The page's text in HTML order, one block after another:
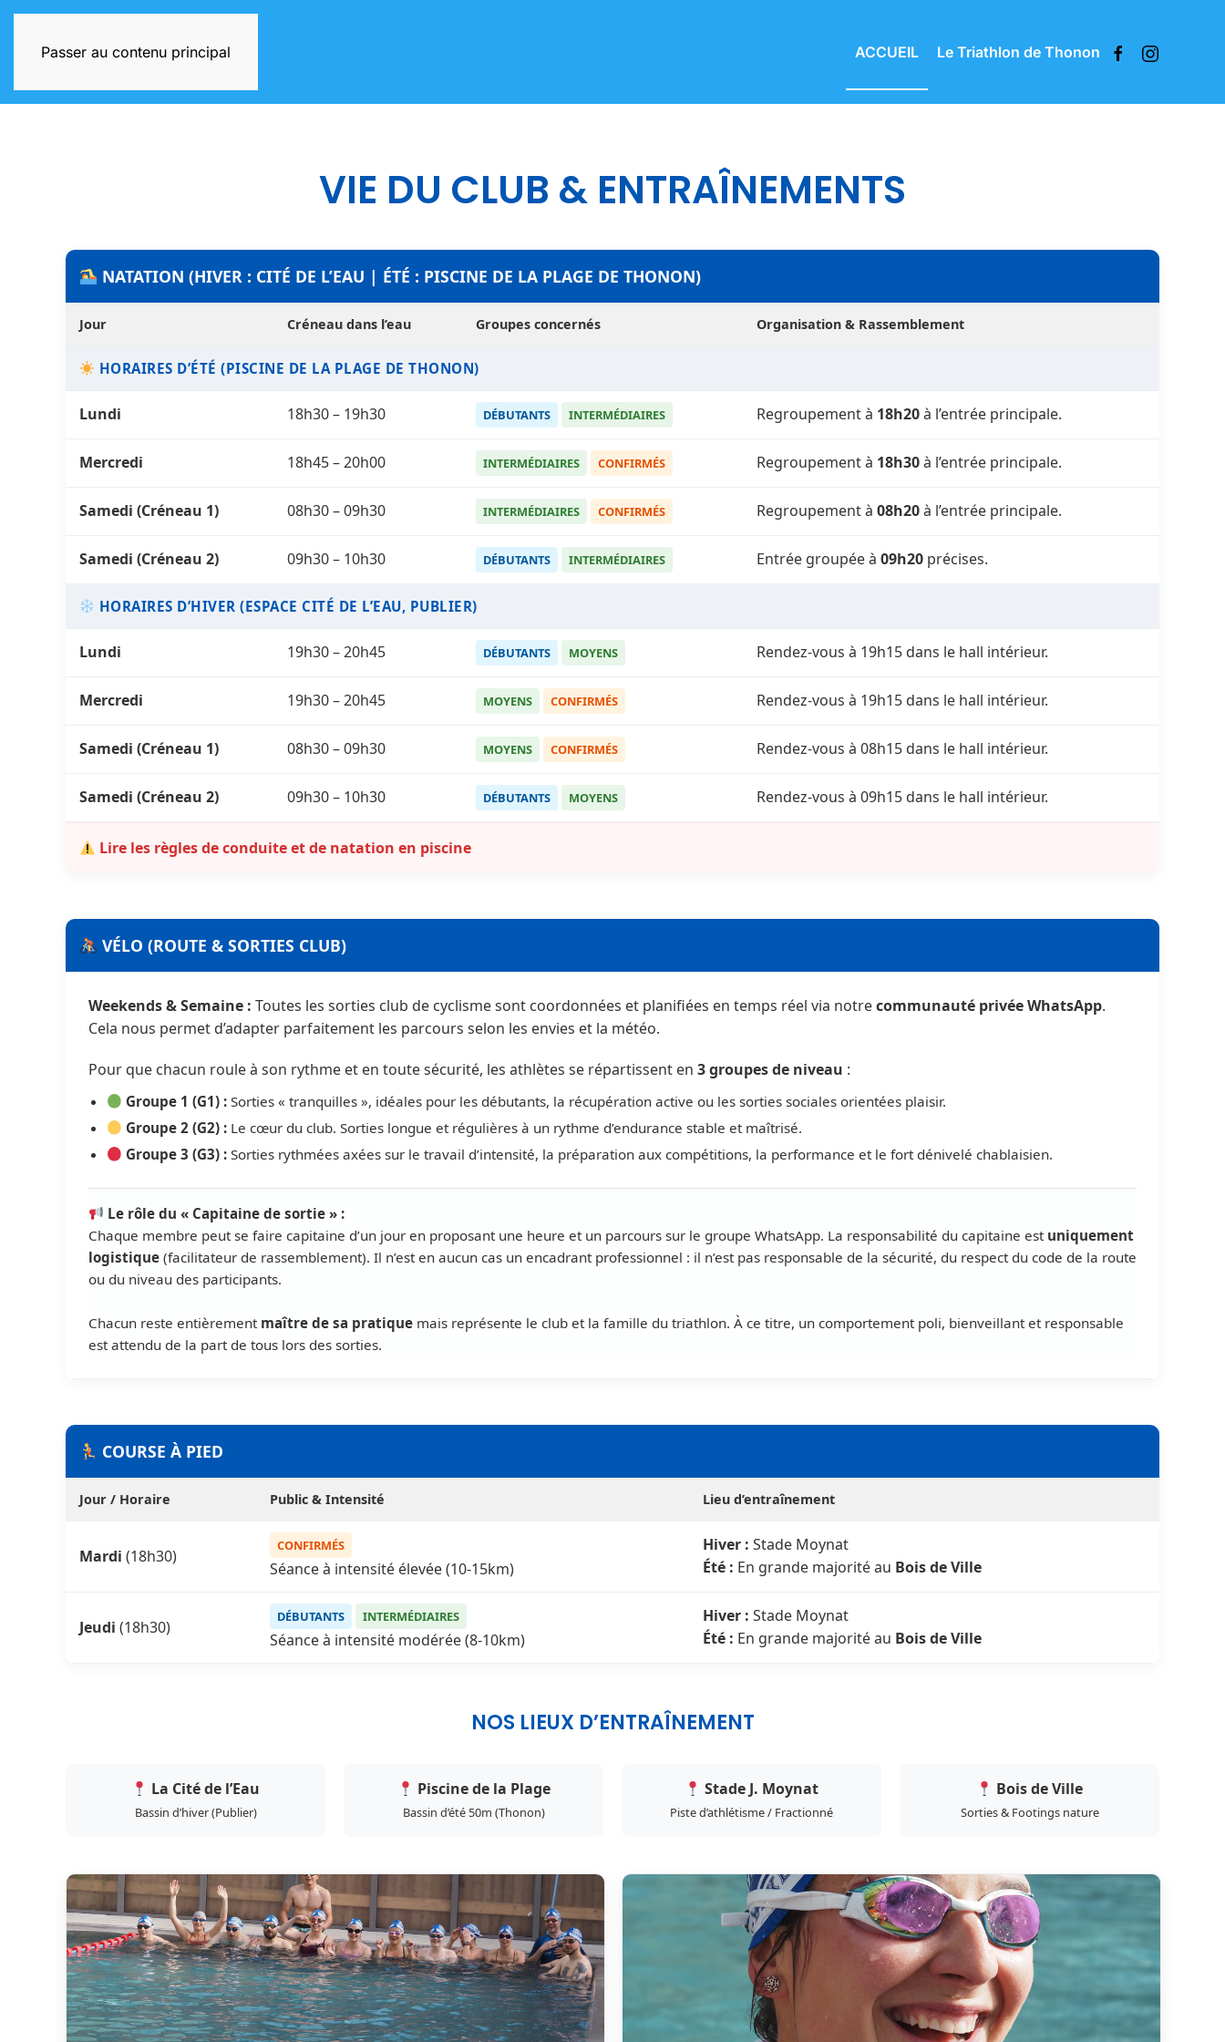
Passer au contenu principal ACCUEIL Le Triathlon de Thonon
VIE DU CLUB & ENTRAÎNEMENTS
NATATION (HIVER : CITÉ DE L’EAU | ÉTÉ : PISCINE DE LA PLAGE DE THONON)
Jour Créneau dans l’eau Groupes concernés Organisation & Rassemblement
HORAIRES D’ÉTÉ (PISCINE DE LA PLAGE DE THONON)
Lundi 18h30 – 19h30 DÉBUTANTS INTERMÉDIAIRES Regroupement à 18h20à l’entrée principale.
Mercredi 18h45 – 20h00 INTERMÉDIAIRES CONFIRMÉS Regroupement à 18h30à l’entrée principale.
Samedi (Créneau 1) 08h30 – 09h30 INTERMÉDIAIRES CONFIRMÉS Regroupement à 08h20à l’entrée principale.
Samedi (Créneau 2) 09h30 – 10h30 DÉBUTANTS INTERMÉDIAIRES Entrée groupée à 09h20 précises.
HORAIRES D’HIVER (ESPACE CITÉ DE L’EAU, PUBLIER)
Lundi 19h30 – 20h45 DÉBUTANTS MOYENS Rendez-vous à 19h15 dans le hall intérieur.
Mercredi 19h30 – 20h45 MOYENS CONFIRMÉS Rendez-vous à 19h15 dans le hall intérieur.
Samedi (Créneau 1) 08h30 – 09h30 MOYENS CONFIRMÉS Rendez-vous à 08h15 dans le hall intérieur.
Samedi (Créneau 2) 09h30 – 10h30 DÉBUTANTS MOYENS Rendez-vous à 09h15 dans le hall intérieur.
Lire les règles de conduite et de natation en piscine
VÉLO (ROUTE & SORTIES CLUB)
Weekends & Semaine : Toutes les sorties club de cyclisme sont coordonnées et planifiées en temps réel via notrecommunauté privée WhatsApp.
Cela nous permet d’adapter parfaitement les parcours selon les envies et la météo.
Pour que chacun roule à son rythme et en toute sécurité, les athlètes se répartissent en 3 groupes de niveau :
Groupe 1 (G1) : Sorties « tranquilles », idéales pour les débutants, la récupération active ou les sorties sociales orientées plaisir.
Groupe 2 (G2) : Le cœur du club. Sorties longue et régulières à un rythme d’endurance stable et maîtrisé.
Groupe 3 (G3) : Sorties rythmées axées sur le travail d’intensité, la préparation aux compétitions, la performance et le fort dénivelé chablaisien.
Le rôle du « Capitaine de sortie » :
Chaque membre peut se faire capitaine d’un jour en proposant une heure et un parcours sur le groupe WhatsApp. La responsabilité du capitaine est uniquement
logistique (facilitateur de rassemblement). Il n’est en aucun cas un encadrant professionnel : il n’est pas responsable de la sécurité, du respect du code de la route
ou du niveau des participants.
Chacun reste entièrement maître de sa pratique mais représente le club et la famille du triathlon. À ce titre, un comportement poli, bienveillant et responsable
est attendu de la part de tous lors des sorties.
COURSE À PIED
Jour / Horaire Public & Intensité Lieu d’entraînement
Mardi (18h30)
CONFIRMÉS
Séance à intensité élevée (10-15km)
Hiver : Stade Moynat
Été : En grande majorité au Bois de Ville
Jeudi (18h30)
DÉBUTANTS INTERMÉDIAIRES
Séance à intensité modérée (8-10km)
Hiver : Stade Moynat
Été : En grande majorité au Bois de Ville
NOS LIEUX D’ENTRAÎNEMENT
La Cité de l’Eau
Bassin d’hiver (Publier)
Piscine de la Plage
Bassin d’été 50m (Thonon)
Stade J. Moynat
Piste d’athlétisme / Fractionné
Bois de Ville
Sorties & Footings nature